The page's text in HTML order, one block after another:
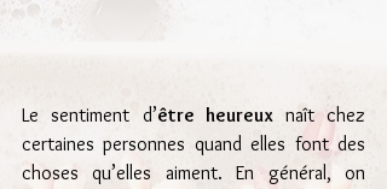
Le sentiment d’être heureux naît chez
certaines personnes quand elles font des
choses qu’elles aiment. En général, on